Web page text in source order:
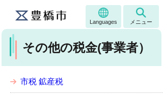
Languages メニュー
その他の税金(事業者）
市税 鉱産税